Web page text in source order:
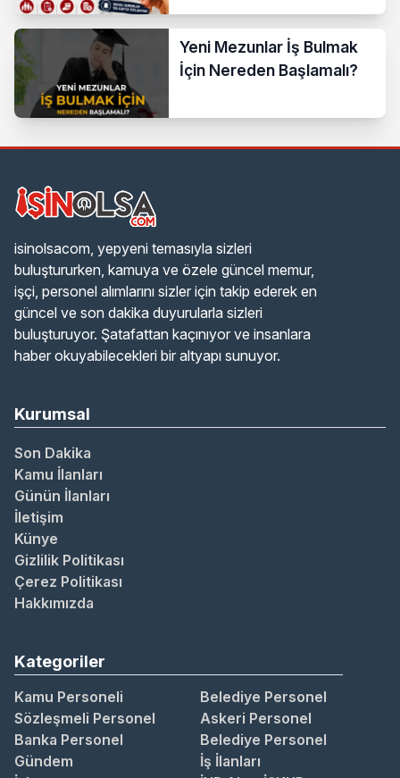
Araştırılıyor
Yeni Mezunlar İş Bulmak
İçin Nereden Başlamalı?
isinolsacom, yepyeni temasıyla sizleri
buluştururken, kamuya ve özele güncel memur,
işçi, personel alımlarını sizler için takip ederek en
güncel ve son dakika duyurularla sizleri
buluşturuyor. Şatafattan kaçınıyor ve insanlara
haber okuyabilecekleri bir altyapı sunuyor.
Kurumsal
Son Dakika
Kamu İlanları
Günün İlanları
İletişim
Künye
Gizlilik Politikası
Çerez Politikası
Hakkımızda
Kategoriler
Kamu Personeli
Belediye Personel
Sözleşmeli Personel
Askeri Personel
Banka Personel
Belediye Personel
Gündem
İş İlanları